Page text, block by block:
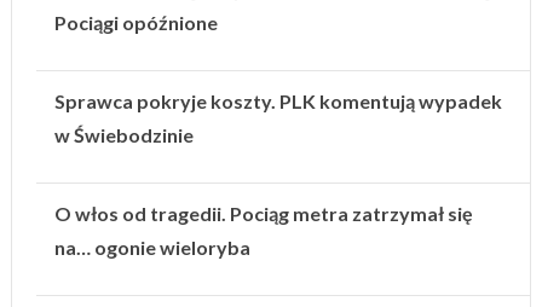
Pociągi opóźnione
Sprawca pokryje koszty. PLK komentują wypadek
w Świebodzinie
O włos od tragedii. Pociąg metra zatrzymał się
na… ogonie wieloryba